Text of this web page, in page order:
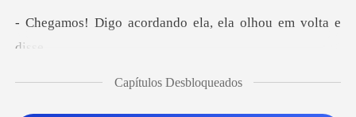
ordando ela, ela ol
tua casa. Ca
Capítulos Desbloqueados